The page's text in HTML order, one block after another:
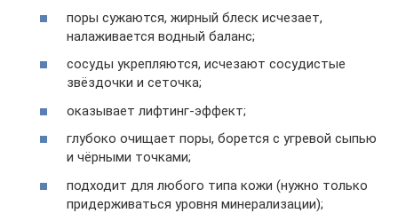
поры сужаются, жирный блеск исчезает,
налаживается водный баланс;
сосуды укрепляются, исчезают сосудистые
звёздочки и сеточка;
оказывает лифтинг-эффект;
глубоко очищает поры, борется с угревой сыпью
и чёрными точками;
подходит для любого типа кожи (нужно только
придерживаться уровня минерализации);